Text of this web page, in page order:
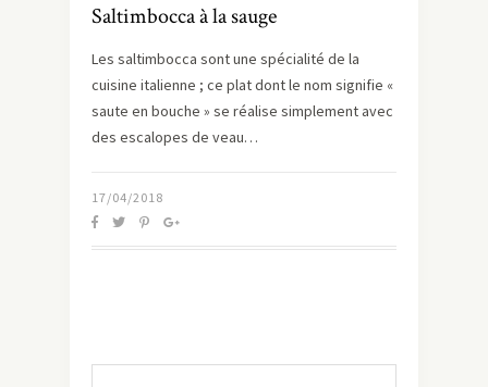
Saltimbocca à la sauge
Les saltimbocca sont une spécialité de la
cuisine italienne ; ce plat dont le nom signifie «
saute en bouche » se réalise simplement avec
des escalopes de veau…
17/04/2018